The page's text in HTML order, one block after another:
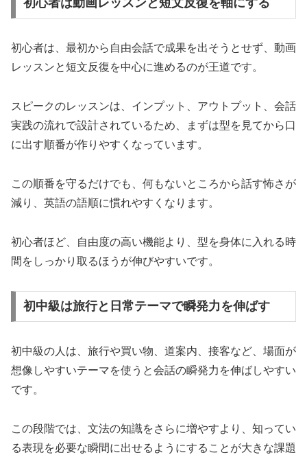
初心者は動画レッスンと短文反復を軸にする
初心者は、最初から自由会話で成果を出そうとせず、動画
レッスンと短文反復を中心に進めるのが王道です。
スピークのレッスンは、インプット、アウトプット、会話
実践の流れで設計されているため、まずは型を見てから口
に出す順番が作りやすくなっています。
この順番を守るだけでも、何もないところから話す怖さが
減り、英語の語順に慣れやすくなります。
初心者ほど、自由度の高い機能より、型を身体に入れる時
間をしっかり取るほうが伸びやすいです。
初中級は旅行と日常テーマで瞬発力を伸ばす
初中級の人は、旅行や買い物、道案内、接客など、場面が
想像しやすいテーマを使うと会話の瞬発力を伸ばしやすい
です。
この段階では、文法の知識をさらに増やすより、知ってい
る表現を必要な瞬間に出せるようにすることが大きな課題